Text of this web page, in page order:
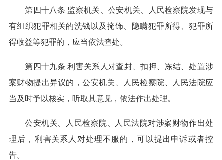
第四十八条 监察机关、公安机关、人民检察院发现与
有组织犯罪相关的洗钱以及掩饰、隐瞒犯罪所得、犯罪所
得收益等犯罪的，应当依法查处。
第四十九条 利害关系人对查封、扣押、冻结、处置涉
案财物提出异议的，公安机关、人民检察院、人民法院应
当及时予以核实，听取其意见，依法作出处理。
公安机关、人民检察院、人民法院对涉案财物作出处
理后，利害关系人对处理不服的，可以提出申诉或者控
告。